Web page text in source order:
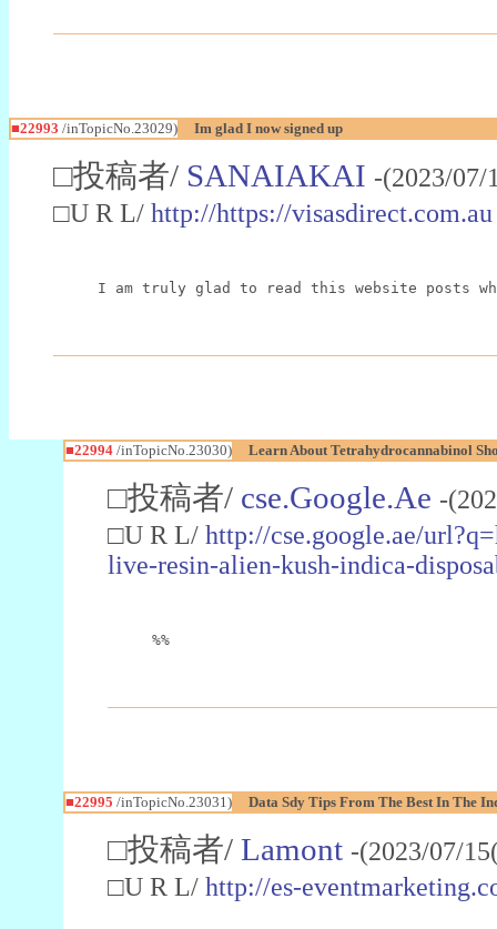
■22993 /inTopicNo.23029) Im glad I now signed up
□投稿者/ SANAIAKAI -(2023/
□U R L/ http://https://visasdirect.com.au
I am truly glad to read this website posts
■22994/inTopicNo.23030) Learn About Tetrahydrocannabinol
□投稿者/ cse.Google.Ae -
□U R L/ http://cse.google.ae/
live-resin-alien-kush-indica-
%%
■22995 /inTopicNo.23031) Data Sdy Tips From The Best In The
□投稿者/ Lamont -(2023/07/
□U R L/ http://es-